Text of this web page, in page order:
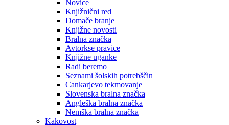
Novice
Knjižnični red
Domače branje
Knjižne novosti
Bralna značka
Avtorkse pravice
Knjižne uganke
Radi beremo
Seznami šolskih potrebščin
Cankarjevo tekmovanje
Slovenska bralna značka
Angleška bralna značka
Nemška bralna značka
Kakovost